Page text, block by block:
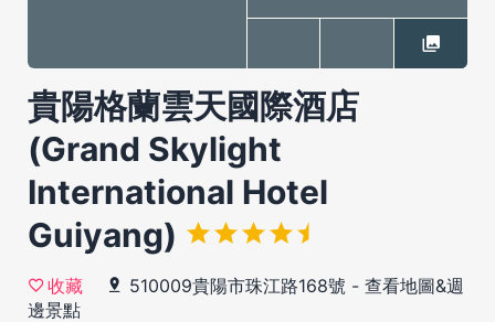
貴陽格蘭雲天國際酒店
(Grand Skylight
International Hotel
Guiyang)
收藏 510009貴陽市珠江路168號 - 查看地圖&週
邊景點